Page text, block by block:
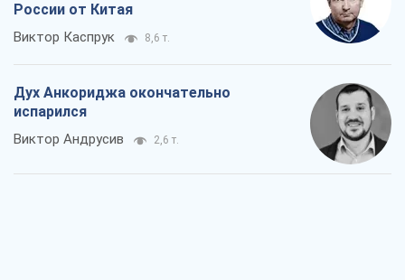
России от Китая
Виктор Каспрук 8,6 т.
Дух Анкориджа окончательно
испарился
Виктор Андрусив 2,6 т.